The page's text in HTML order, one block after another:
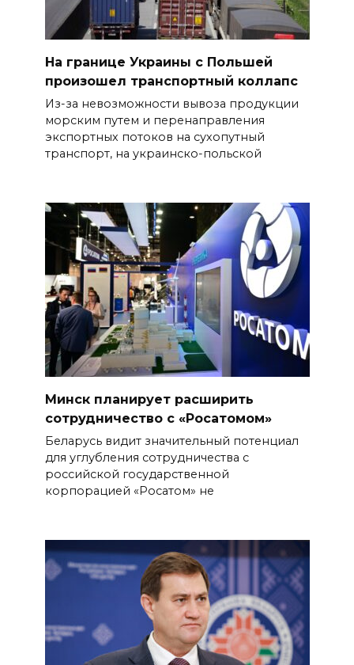
На границе Украины с Польшей
произошел транспортный коллапс
Из-за невозможности вывоза продукции
морским путем и перенаправления
экспортных потоков на сухопутный
транспорт, на украинско-польской
Минск планирует расширить
сотрудничество с «Росатомом»
Беларусь видит значительный потенциал
для углубления сотрудничества с
российской государственной
корпорацией «Росатом» не